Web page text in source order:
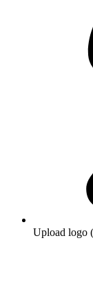
Upload logo